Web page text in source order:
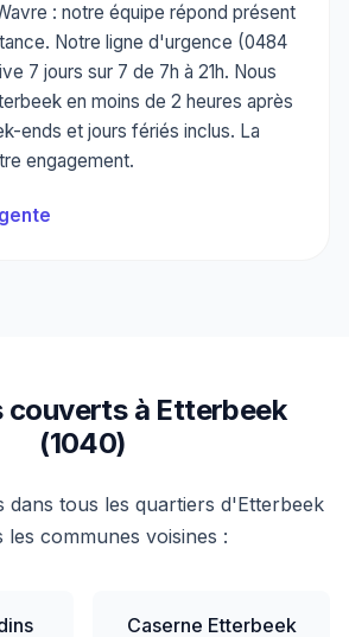
: notre équipe répond présent
Notre ligne d'urgence (0484
7 jours sur 7 de 7h à 21h. Nous
en moins de 2 heures après
ends et jours fériés inclus. La
engagement.
couverts à Etterbeek
(1040)
dans tous les quartiers d'Etterbeek
les communes voisines :
Caserne Etterbeek